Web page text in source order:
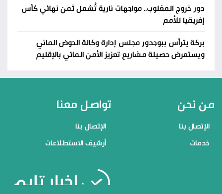
دور خروج المغلوب.. مواجهات نارية تُشعل ثمن نهائي كأس
إفريقيا للأمم
بركة يترأس ببوجدور مجلس إدارة وكالة الحوض المائي
ويستعرض حصيلة مشاريع تعزيز الأمن المائي بالإقليم
من نحن
الإتصال بنا
خدمات
تواصل معنا
الإتصال بنا
أرشيف الاستطلاعات